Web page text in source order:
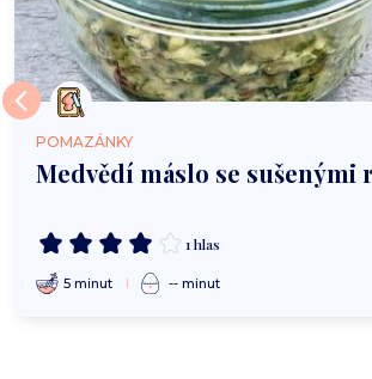
POMAZÁNKY
Medvědí máslo se sušenými
1 hlas
5 minut -- minut